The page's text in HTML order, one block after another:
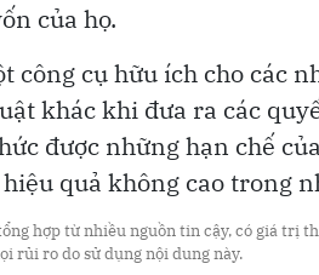
của họ.
công cụ hữu ích cho các
khác khi đưa ra các
được những hạn chế
quả không cao trong
hợp từ nhiều nguồn tin cậy, có giá trị
rủi ro do sử dụng nội dung này.